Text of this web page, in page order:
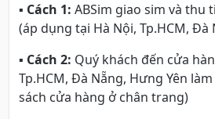
▪ Cách 1: ABSim giao sim và thu
(áp dụng tại Hà Nội, Tp.HCM, Đà
▪ Cách 2: Quý khách đến cửa
Tp.HCM, Đà Nẵng, Hưng Yên
sách cửa hàng ở chân trang)